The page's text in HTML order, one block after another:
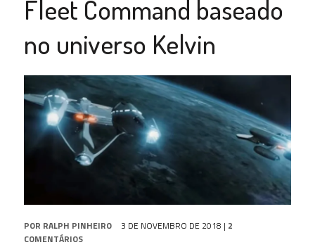
Fleet Command baseado
no universo Kelvin
POR RALPH PINHEIRO 3 DE NOVEMBRO DE 2018 | 2
COMENTÁRIOS